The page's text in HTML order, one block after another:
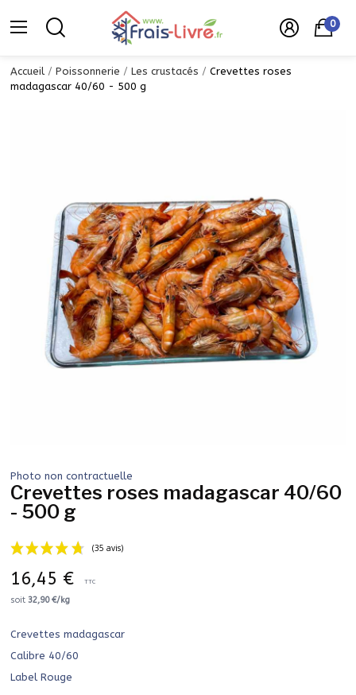
0
Accueil Poissonnerie Les crustacés
Crevettes roses
madagascar 40/60 - 500 g
Photo non contractuelle
Crevettes roses madagascar 40/60
- 500 g
16,45 € TTC
soit 32,90 €/kg
Crevettes madagascar
Calibre 40/60
Label Rouge